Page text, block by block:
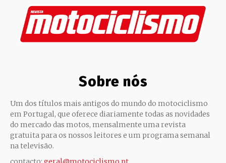
Sobre nós
Um dos títulos mais antigos do mundo do motociclismo
em Portugal, que oferece diariamente todas as novidades
do mercado das motos, mensalmente uma revista
gratuita para os nossos leitores e um programa semanal
na televisão.